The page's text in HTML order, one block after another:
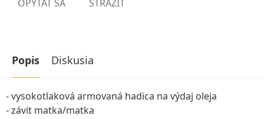
OPÝTAŤ SA STRÁŽIŤ
Popis Diskusia
- vysokotlaková armovaná hadica na výdaj oleja
- závit matka/matka